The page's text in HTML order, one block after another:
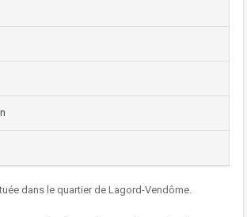
dans le quartier de Lagord-Vendôme.